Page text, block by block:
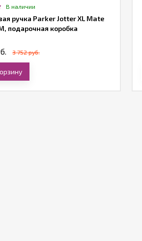
В наличии
ручка Parker Jotter XL Mate
подарочная коробка
3 752 руб.